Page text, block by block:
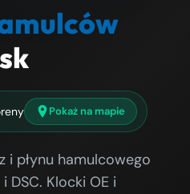
Pokaż na mapie
i płynu hamulcowego
DSC. Klocki OE i